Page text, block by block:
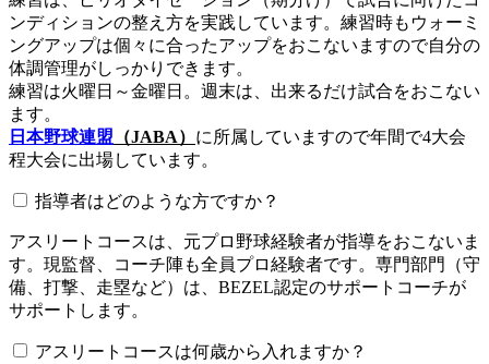
ンディションの整え方を実践しています。練習時もウォーミ
ングアップは個々に合ったアップをおこないますので自分の
体調管理がしっかりできます。
練習は火曜日～金曜日。週末は、出来るだけ試合をおこない
ます。
日本野球連盟 （JABA） に所属していますので年間で4大会
程大会に出場しています。
指導者はどのような方ですか？
アスリートコースは、元プロ野球経験者が指導をおこないま
す。現監督、コーチ陣も全員プロ経験者です。専門部門（守
備、打撃、走塁など）は、BEZEL認定のサポートコーチが
サポートします。
アスリートコースは何歳から入れますか？